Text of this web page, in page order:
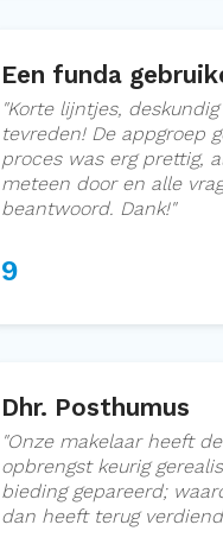
Een funda
"Korte lijntjes,
tevreden! De appgroep
proces was erg prettig,
meteen door en alle
beantwoord. Dank!"
9
Dhr. Posthumus
"Onze makelaar heeft
opbrengst keurig
bieding gepareerd;
dan heeft terug verdiend.